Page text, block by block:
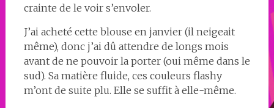
crainte de le voir s’envoler.
J’ai acheté cette blouse en janvier (il neigeait
même), donc j’ai dû attendre de longs mois
avant de ne pouvoir la porter (oui même dans le
sud). Sa matière fluide, ces couleurs flashy
m’ont de suite plu. Elle se suffit à elle-même.